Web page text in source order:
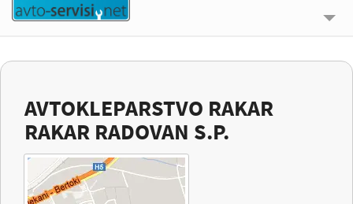
O NAS
KONTAKT
PRIJAVI SE
AVTOKLEPARSTVO RAKAR
RAKAR RADOVAN S.P.